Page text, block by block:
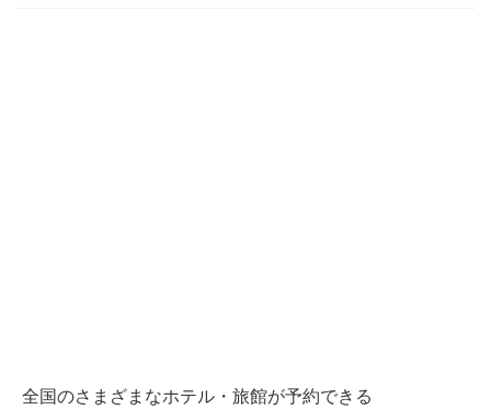
全国のさまざまなホテル・旅館が予約できる